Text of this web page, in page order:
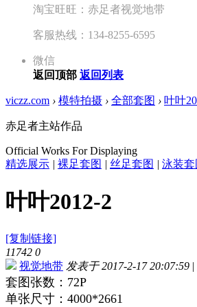
淘宝旺旺：赤足者视觉地带
客服热线：134-8255-6595
微信
返回顶部 返回列表
viczz.com › 模特拍摄 › 全部套图 › 叶叶
赤足者主站作品
Official Works For Displaying
精选展示 | 裸足套图 | 丝足套图 | 泳装套
叶叶2012-2
[复制链接]
11742 0
视觉地带 发表于 2017-2-17 20:07:59 |
套图张数：72P
单张尺寸：4000*2661